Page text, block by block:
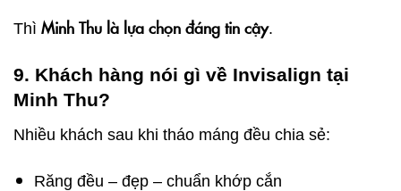
Thì Minh Thu là lựa chọn đáng tin cậy.
9. Khách hàng nói gì về Invisalign tại
Minh Thu?
Nhiều khách sau khi tháo máng đều chia sẻ:
Răng đều – đẹp – chuẩn khớp cắn